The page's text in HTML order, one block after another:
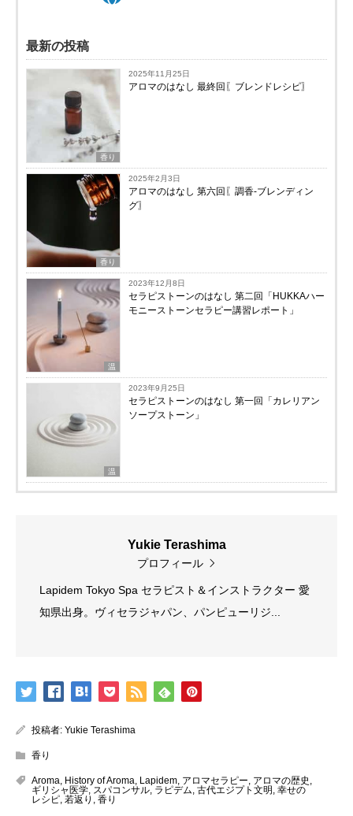
最新の投稿
香り
2025年11月25日
アロマのはなし 最終回〖ブレンドレシピ〗
香り
2025年2月3日
アロマのはなし 第六回〖調香-ブレンディン
グ〗
温
2023年12月8日
セラピストーンのはなし 第二回「HUKKAハー
モニーストーンセラピー講習レポート」
温
2023年9月25日
セラピストーンのはなし 第一回「カレリアン
ソープストーン」
Yukie Terashima
プロフィール
Lapidem Tokyo Spa セラピスト＆インストラクター 愛
知県出身。ヴィセラジャパン、パンピューリジ...
投稿者: Yukie Terashima
香り
Aroma, History of Aroma, Lapidem, アロマセラピー, アロマの歴史 ,
ギリシャ医学, スパコンサル, ラピデム, 古代エジプト文明, 幸せの
レシピ, 若返り , 香り